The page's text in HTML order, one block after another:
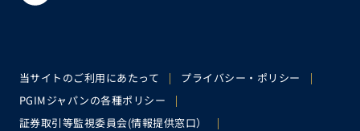
当サイトのご利用にあたって
プライバシー・ポリシー
PGIMジャパンの各種ポリシー
証券取引等監視委員会(情報提供窓口）